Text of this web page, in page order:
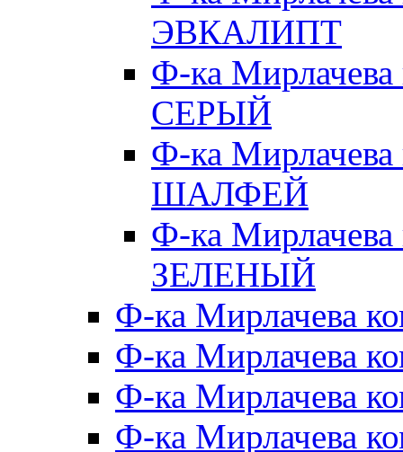
ЭВКАЛИПТ
Ф-ка
СЕРЫЙ
Ф-ка
ШАЛФЕЙ
Ф-ка
ЗЕЛЕНЫЙ
Ф-ка Мирлачева
Ф-ка Мирлачева
Ф-ка Мирлачева
Ф-ка Мирлачева